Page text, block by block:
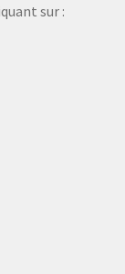
sur :